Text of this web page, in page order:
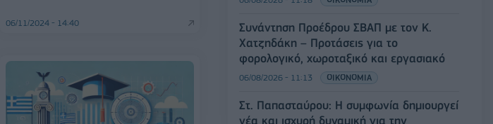
06/11/2024 - 14:40
Συνάντηση Προέδρου ΣΒΑΠ με τον Κ.
Χατζηδάκη – Προτάσεις για το
φορολογικό, χωροταξικό και εργασιακό
06/08/2026 - 11:13 ΟΙΚΟΝΟΜΙΑ
Στ. Παπασταύρου: Η συμφωνία δημιουργεί
νέα και ισχυρή δυναμική για την